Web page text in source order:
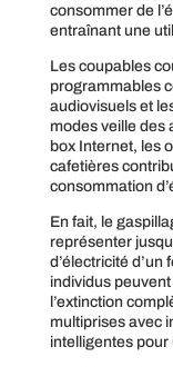
consommer de
entraînant une
Les coupables
programmables
audiovisuels et
modes veille des
box Internet, les
cafetières
consommation
En fait, le
représenter
d’électricité
individus
l’extinction
multiprises avec
intelligentes pour